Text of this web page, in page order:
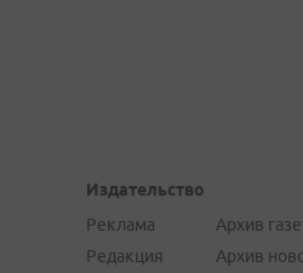
Издательство
Реклама
Редакция
Архив
Архив